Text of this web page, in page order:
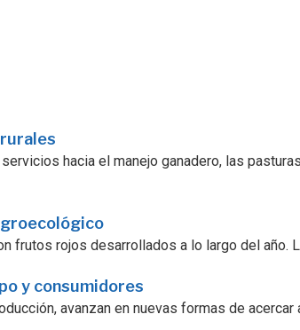
hacia el manejo ganadero, las
frutos rojos desarrollados a lo largo del año.
y consumidores
avanzan en nuevas formas de acercar